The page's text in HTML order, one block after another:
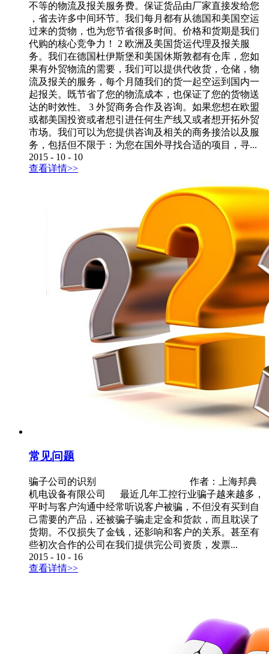
不等的物流及报关服务费。保证货品由厂家直接发给您
，省去许多中间环节。我们每月都有从德国和美国空运
过来的货物，也为您节省很多时间。价格和货期是我们
代购的核心竞争力！ 2 欧洲及美国货运代理及报关服
务。我们在德国杜伊斯堡和美国休斯敦都有仓库，您如
果有外贸物流的需要，我们可以提供代收货，仓储，物
流及报关的服务，每个月随我们的货一起空运到国内一
起报关。既节省了您的物流成本，也保证了您的货物送
达的时效性。 3 外贸商务合作及咨询。如果您想在欧盟
或都美国投资或者想引进任何生产线又或者想开拓外贸
市场。我们可以为您提供咨询及相关的商务接洽以及服
务，包括但不限于：为您在国外寻找合适的项目，寻...
2015 - 10 - 10
查看详情>>
常见问题
骗子公司的识别 作者：上海邦典
机电设备有限公司 最近几年工控行业骗子越来越多，
平时与客户沟通中经常听说客户被骗，不但没有买到自
己需要的产品，还被骗子骗走定金和货款，而且耽误了
货期。不仅损失了金钱，还影响和客户的关系。甚至有
些初次合作的公司在我们提供完公司资质，发票...
2015 - 10 - 16
查看详情>>